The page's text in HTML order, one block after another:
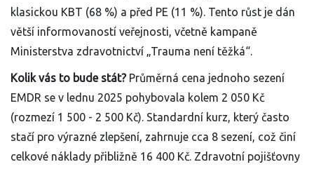
klasickou KBT (68 %) a před PE (11 %). Tento růst je dán
větší informovaností veřejnosti, včetně kampaně
Ministerstva zdravotnictví „Trauma není těžká“.
Kolik vás to bude stát?Průměrná cena jednoho sezení
EMDR se v lednu 2025 pohybovala kolem 2 050 Kč
(rozmezí 1 500 - 2 500 Kč). Standardní kurz, který často
stačí pro výrazné zlepšení, zahrnuje cca 8 sezení, což činí
celkové náklady přibližně 16 400 Kč. Zdravotní pojišťovny